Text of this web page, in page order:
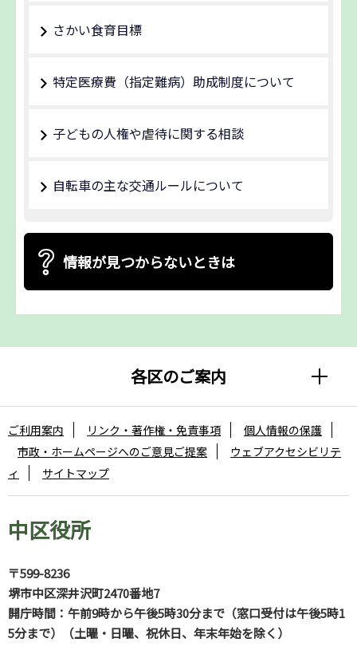
さかい食育目標
特定医療費（指定難病）助成制度について
子どもの人権や虐待に関する相談
自転車の主な交通ルールについて
情報が見つからないときは
各区のご案内
中区役所
〒599-8236
堺市中区深井沢町2470番地7
開庁時間：午前9時から午後5時30分まで（窓口受付は午後5時1
5分まで）（土曜・日曜、祝休日、年末年始を除く）
ご利用案内 リンク・著作権・免責事項
個人情報の保護
市政・ホームページへのご意見ご提案
ウェブアクセシビリテ
ィ
サイトマップ